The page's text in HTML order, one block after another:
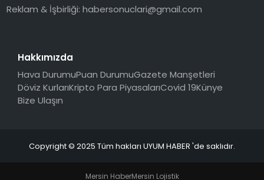
Reklam & İşbirliği:habersonuclari@gmail.com
Hakkımızda
Hava DurumuPuan DurumuGazete Manşetleri
Döviz KurlarıKripto Para PiyasalarıCovid 19Künye
Bize Ulaşın
Copyright © 2025 Tüm hakları UYUM HABER 'de saklıdır.
Mersin HaberMersin Lojistik